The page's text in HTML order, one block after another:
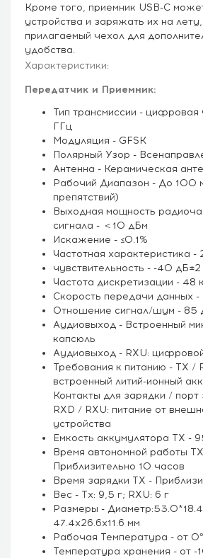
Кроме того, приемник USB-C
устройства и заряжать их на
прилагаемый чехол для
удобства.
Характеристики:
Передатчик и Приемник:
Тип трансмиссии - цифровая
ГГц
Модуляция - GFSK
Полярный Узор -
Антенна - Керамическая
Рабочий Диапазон - До 100
препятствий)
Выходная мощность
сигнала - ＜10 дБм
Искажение - ≤0.1%
Частотная характеристика
чувствительность - -40
Частота дискретизации - 48
Скорость передачи данных -
Отношение сигнал/шум - 85
Аудиовыход - Встроенный
капсюль
Аудиовыход - RXU:
Требования к питанию - TX /
встроенный литий-ионный
Контакты для зарядки / порт
RXD / RXU: питание от
устройства
Емкость аккумулятора TX -
Время автономной работы
Приблизительно 10 часов
Время зарядки TX -
Вес - Tx: 9,5 г; RXU: 6 г
Размеры -
47.4x26.6x11.6 мм
Рабочая Температура - от
Температура хранения -